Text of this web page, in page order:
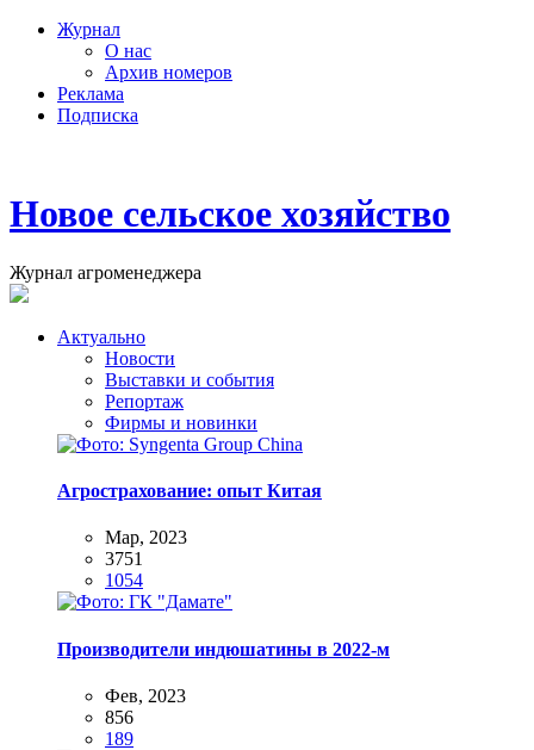
Журнал
О нас
Архив номеров
Реклама
Подписка
Новое сельское хозяйство
Журнал агроменеджера
Актуально
Новости
Выставки и события
Репортаж
Фирмы и новинки
Агрострахование: опыт Китая
Мар, 2023
3751
1054
Производители индюшатины в 2022-м
Фев, 2023
856
189